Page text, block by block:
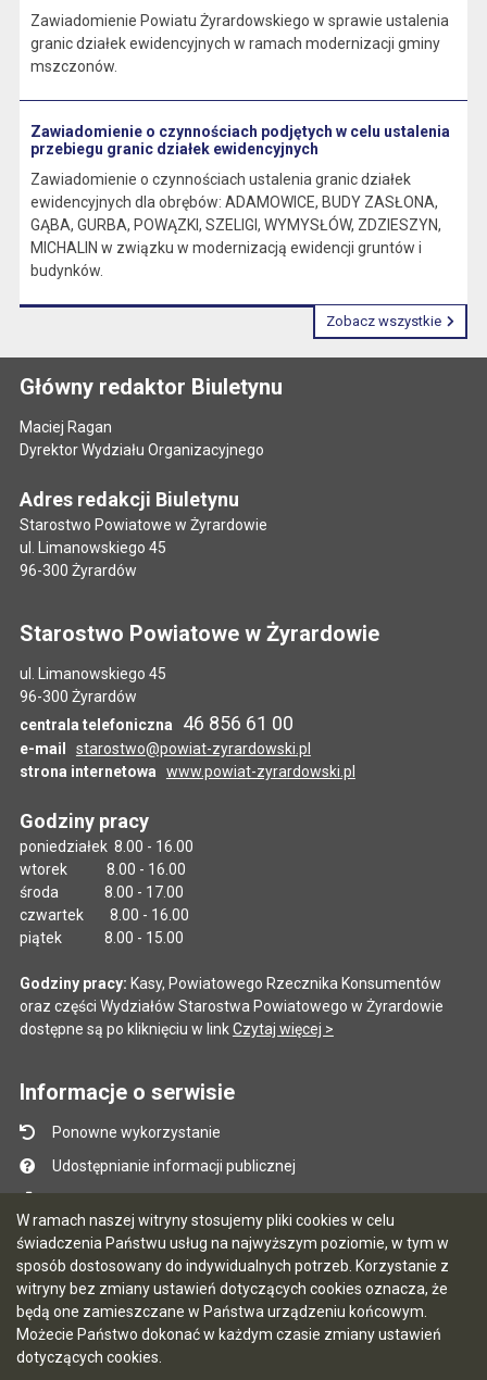
W ramach naszej witryny stosujemy pliki cookies w celu
świadczenia Państwu usług na najwyższym poziomie, w tym w
sposób dostosowany do indywidualnych potrzeb. Korzystanie z
witryny bez zmiany ustawień dotyczących cookies oznacza, że
będą one zamieszczane w Państwa urządzeniu końcowym.
Możecie Państwo dokonać w każdym czasie zmiany ustawień
dotyczących cookies.
Zawiadomienie Powiatu Żyrardowskiego w sprawie ustalenia
granic działek ewidencyjnych w ramach modernizacji gminy
mszczonów.
Zawiadomienie o czynnościach podjętych w celu ustalenia
przebiegu granic działek ewidencyjnych
Zawiadomienie o czynnościach ustalenia granic działek
ewidencyjnych dla obrębów: ADAMOWICE, BUDY ZASŁONA,
GĄBA, GURBA, POWĄZKI, SZELIGI, WYMYSŁÓW, ZDZIESZYN,
MICHALIN w związku w modernizacją ewidencji gruntów i
budynków.
Zobacz wszystkie
Główny redaktor Biuletynu
Maciej Ragan
Dyrektor Wydziału Organizacyjnego
Adres redakcji Biuletynu
Starostwo Powiatowe w Żyrardowie
ul. Limanowskiego 45
96-300 Żyrardów
Starostwo Powiatowe w Żyrardowie
ul. Limanowskiego 45
96-300 Żyrardów
centrala telefoniczna
46 856 61 00
e-mail
starostwo@powiat-zyrardowski.pl
strona internetowa
www.powiat-zyrardowski.pl
Godziny pracy
poniedziałek 8.00 - 16.00
wtorek 8.00 - 16.00
środa 8.00 - 17.00
czwartek 8.00 - 16.00
piątek 8.00 - 15.00
Godziny pracy: Kasy, Powiatowego Rzecznika Konsumentów
oraz części Wydziałów Starostwa Powiatowego w Żyrardowie
dostępne są po kliknięciu w linkCzytaj więcej >
Informacje o serwisie
Ponowne wykorzystanie
Udostępnianie informacji publicznej
Instrukcja obsługi
Statystyki oglądalności
Ostatnio dodane
Ostatnia aktualizacja BIP: 07.08.2026 13:54